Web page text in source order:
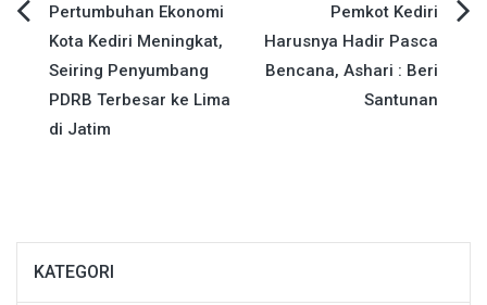
Navigasi
pos
Pertumbuhan Ekonomi
Kota Kediri Meningkat,
Seiring Penyumbang
PDRB Terbesar ke Lima
di Jatim
Pemkot Kediri
Harusnya Hadir Pasca
Bencana, Ashari : Beri
Santunan
KATEGORI